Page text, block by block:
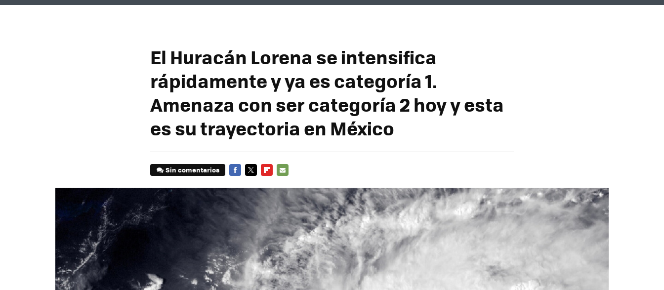
El Huracán Lorena se intensifica
rápidamente y ya es categoría 1.
Amenaza con ser categoría 2 hoy y esta
es su trayectoria en México
Sin comentarios
MAIL